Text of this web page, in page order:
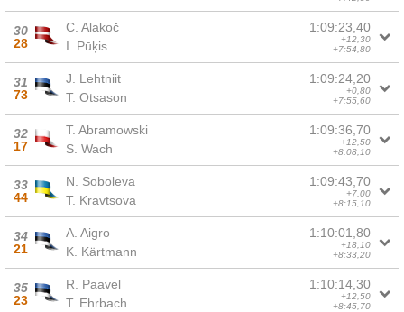
30
28
C. Alakoč
I. Pūķis
1:09:23,40
+12,30
+7:54,80
31
73
J. Lehtniit
T. Otsason
1:09:24,20
+0,80
+7:55,60
32
17
T. Abramowski
S. Wach
1:09:36,70
+12,50
+8:08,10
33
44
N. Soboleva
T. Kravtsova
1:09:43,70
+7,00
+8:15,10
34
21
A. Aigro
K. Kärtmann
1:10:01,80
+18,10
+8:33,20
35
23
R. Paavel
T. Ehrbach
1:10:14,30
+12,50
+8:45,70